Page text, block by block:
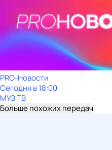
PRO-Новости
Сегодня в 18:00
МУЗ ТВ
Больше похожих передач